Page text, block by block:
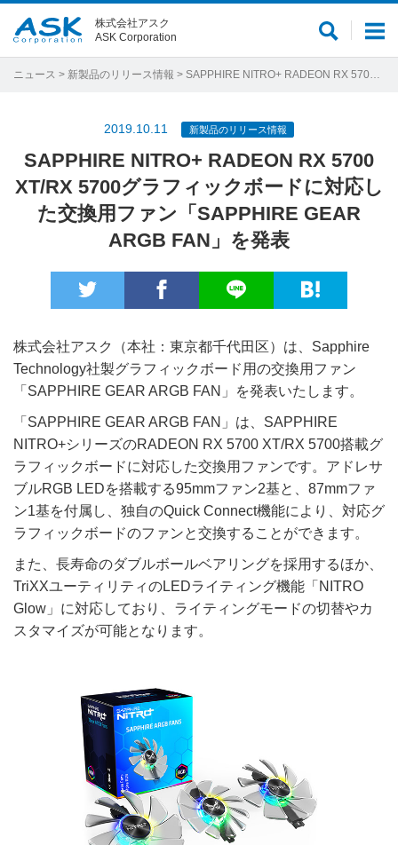
メ
ュ
サ
ト
株式会社アスク
ASK Corporation
ニュース > 新製品のリリース情報 > SAPPHIRE NITRO+ RADEON RX 5700 XT/RX 5700グラフィックボードに対応した交換用ファン「SAPPHIRE GEAR ARGB FAN」を発表
2019.10.11 新製品のリリース情報
SAPPHIRE NITRO+ RADEON RX 5700
XT/RX 5700グラフィックボードに対応し
た交換用ファン「SAPPHIRE GEAR
ARGB FAN」を発表
株式会社アスク（本社：東京都千代田区）は、Sapphire
Technology社製グラフィックボード用の交換用ファン
「SAPPHIRE GEAR ARGB FAN」を発表いたします。
「SAPPHIRE GEAR ARGB FAN」は、SAPPHIRE
NITRO+シリーズのRADEON RX 5700 XT/RX 5700搭載グ
ラフィックボードに対応した交換用ファンです。アドレサ
ブルRGB LEDを搭載する95mmファン2基と、87mmファ
ン1基を付属し、独自のQuick Connect機能により、対応グ
ラフィックボードのファンと交換することができます。
また、長寿命のダブルボールベアリングを採用するほか、
TriXXユーティリティのLEDライティング機能「NITRO
Glow」に対応しており、ライティングモードの切替やカ
スタマイズが可能となります。